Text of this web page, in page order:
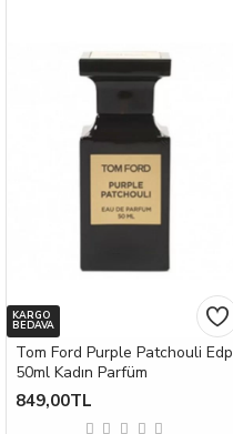
KARGO
BEDAVA
Tom Ford Purple Patchouli Edp
50ml Kadın Parfüm
849,00TL